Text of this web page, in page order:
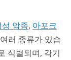
암종, 아포크
러 종류가 있습
식별되며, 각기